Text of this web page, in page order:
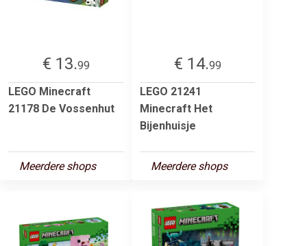
€ 13.99
LEGO Minecraft
21178 De Vossenhut
Meerdere shops
€ 14.99
LEGO 21241
Minecraft Het
Bijenhuisje
Meerdere shops